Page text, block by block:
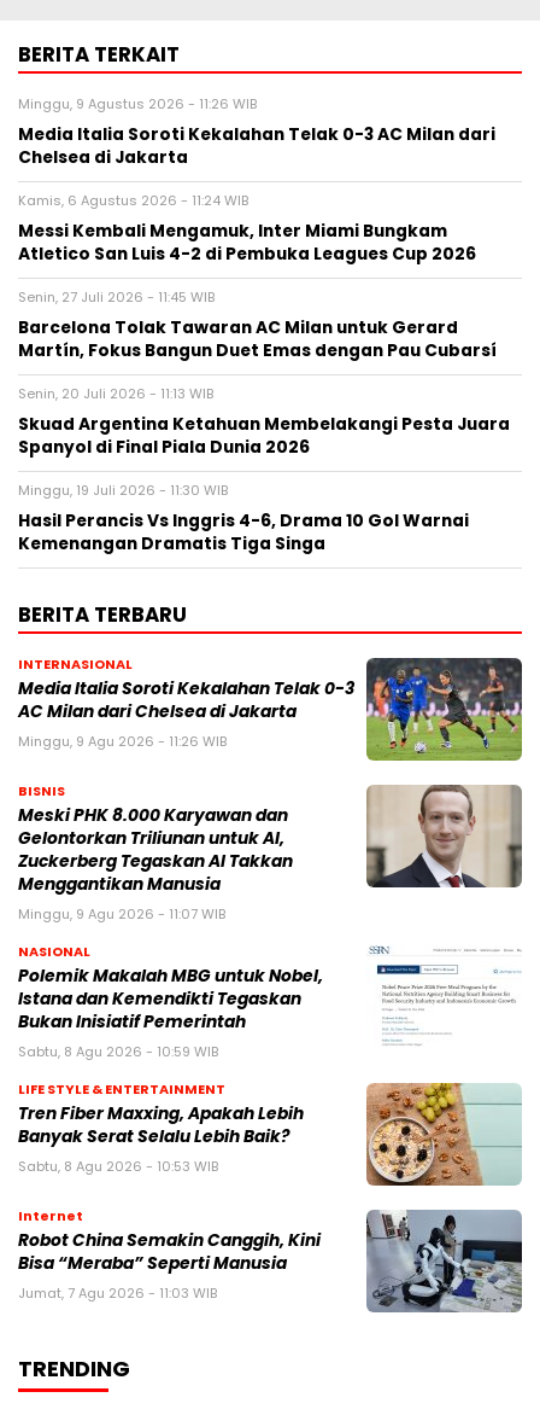
BERITA TERKAIT
Minggu, 9 Agustus 2026 - 11:26 WIB
Media Italia Soroti Kekalahan Telak 0-3 AC Milan dari
Chelsea di Jakarta
Kamis, 6 Agustus 2026 - 11:24 WIB
Messi Kembali Mengamuk, Inter Miami Bungkam
Atletico San Luis 4-2 di Pembuka Leagues Cup 2026
Senin, 27 Juli 2026 - 11:45 WIB
Barcelona Tolak Tawaran AC Milan untuk Gerard
Martín, Fokus Bangun Duet Emas dengan Pau Cubarsí
Senin, 20 Juli 2026 - 11:13 WIB
Skuad Argentina Ketahuan Membelakangi Pesta Juara
Spanyol di Final Piala Dunia 2026
Minggu, 19 Juli 2026 - 11:30 WIB
Hasil Perancis Vs Inggris 4-6, Drama 10 Gol Warnai
Kemenangan Dramatis Tiga Singa
BERITA TERBARU
INTERNASIONAL
Media Italia Soroti Kekalahan Telak 0-3
AC Milan dari Chelsea di Jakarta
Minggu, 9 Agu 2026 - 11:26 WIB
BISNIS
Meski PHK 8.000 Karyawan dan
Gelontorkan Triliunan untuk AI,
Zuckerberg Tegaskan AI Takkan
Menggantikan Manusia
Minggu, 9 Agu 2026 - 11:07 WIB
NASIONAL
Polemik Makalah MBG untuk Nobel,
Istana dan Kemendikti Tegaskan
Bukan Inisiatif Pemerintah
Sabtu, 8 Agu 2026 - 10:59 WIB
LIFE STYLE & ENTERTAINMENT
Tren Fiber Maxxing, Apakah Lebih
Banyak Serat Selalu Lebih Baik?
Sabtu, 8 Agu 2026 - 10:53 WIB
Internet
Robot China Semakin Canggih, Kini
Bisa “Meraba” Seperti Manusia
Jumat, 7 Agu 2026 - 11:03 WIB
TRENDING